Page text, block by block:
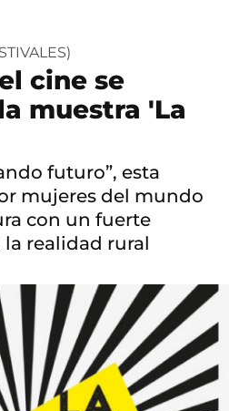
a
l
t
e
i
d
cine se
muestra 'La
futuro”, esta
mujeres del mundo
con un fuerte
realidad rural